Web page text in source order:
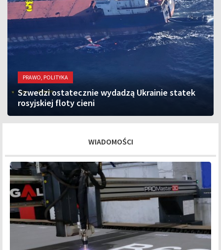
PRAWO, POLITYKA
Szwedzi ostatecznie wydadzą Ukrainie statek
rosyjskiej floty cieni
WIADOMOŚCI